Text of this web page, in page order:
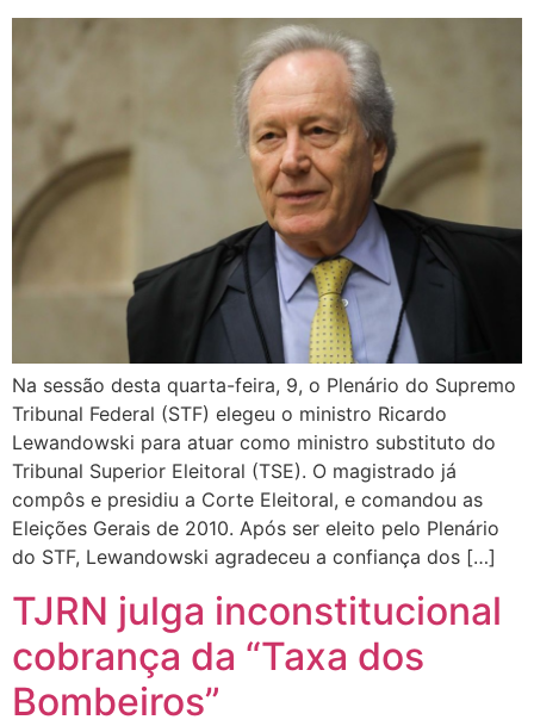
Na sessão desta quarta-feira, 9, o Plenário do Supremo
Tribunal Federal (STF) elegeu o ministro Ricardo
Lewandowski para atuar como ministro substituto do
Tribunal Superior Eleitoral (TSE). O magistrado já
compôs e presidiu a Corte Eleitoral, e comandou as
Eleições Gerais de 2010. Após ser eleito pelo Plenário
do STF, Lewandowski agradeceu a confiança dos […]
TJRN julga inconstitucional
cobrança da “Taxa dos
Bombeiros”